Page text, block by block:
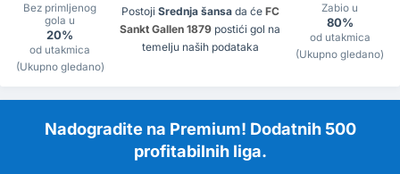
Bez primljenog
gola u
20%
od utakmica
(Ukupno gledano)
Postoji Srednja šansada će FC
Sankt Gallen 1879 postići gol na
temelju naših podataka
Zabio u
80%
od utakmica
(Ukupno gledano)
Nadogradite na Premium! Dodatnih 500
profitabilnih liga.